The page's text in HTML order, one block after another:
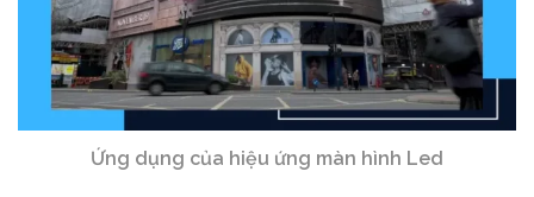
Ứng dụng của hiệu ứng màn hình Led